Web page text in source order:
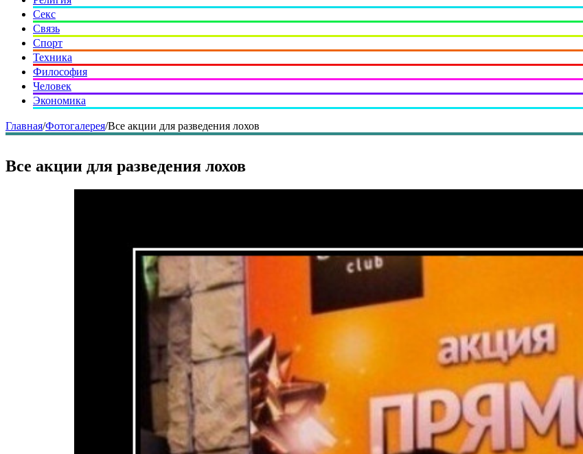
Секс
Связь
Спорт
Техника
Философия
Человек
Экономика
Главная/Фотогалерея/Все акции для разведения лохов
Все акции для разведения лохов